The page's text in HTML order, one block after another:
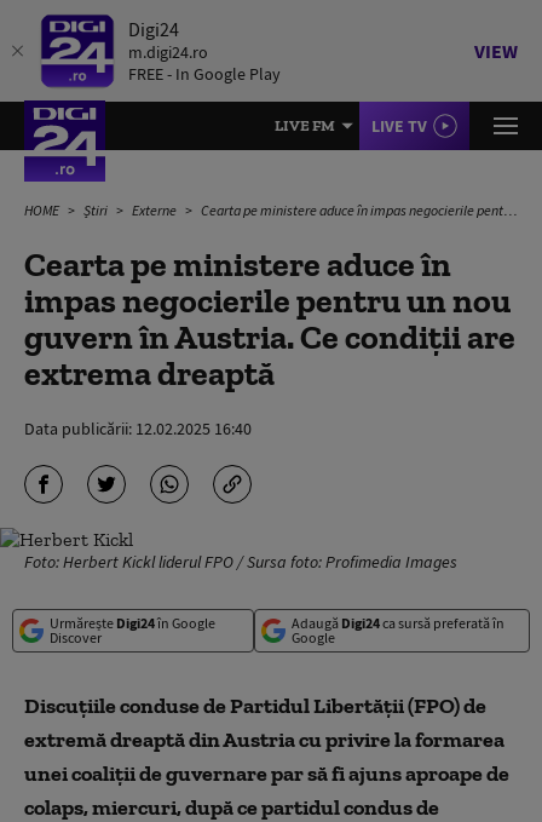
Digi24
m.digi24.ro
FREE - In Google Play
VIEW
LIVE FM LIVE TV
HOME Știri Externe Cearta pe ministere aduce în impas negocierile pentru un nou guvern în Austria. Ce condiții are extrema dreaptă
Cearta pe ministere aduce în
impas negocierile pentru un nou
guvern în Austria. Ce condiții are
extrema dreaptă
Data publicării: 12.02.2025 16:40
Foto: Herbert Kickl liderul FPO / Sursa foto: Profimedia Images
Urmărește Digi24în Google
Discover
Adaugă Digi24ca sursă preferată în
Google
Discuțiile conduse de Partidul Libertății (FPO) de
extremă dreaptă din Austria cu privire la formarea
unei coaliții de guvernare par să fi ajuns aproape de
colaps, miercuri, după ce partidul condus de